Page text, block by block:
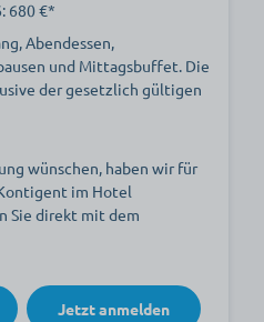
680 €*
Abendessen,
und Mittagsbuffet. Die
der gesetzlich gültigen
wünschen, haben wir für
im Hotel
Sie direkt mit dem
Jetzt anmelden